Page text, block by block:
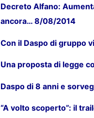
Decreto Alfano:
ancora… 8/08/2014
Con il Daspo di gruppo
Una proposta di legge
Daspo di 8 anni e
“A volto scoperto”: il